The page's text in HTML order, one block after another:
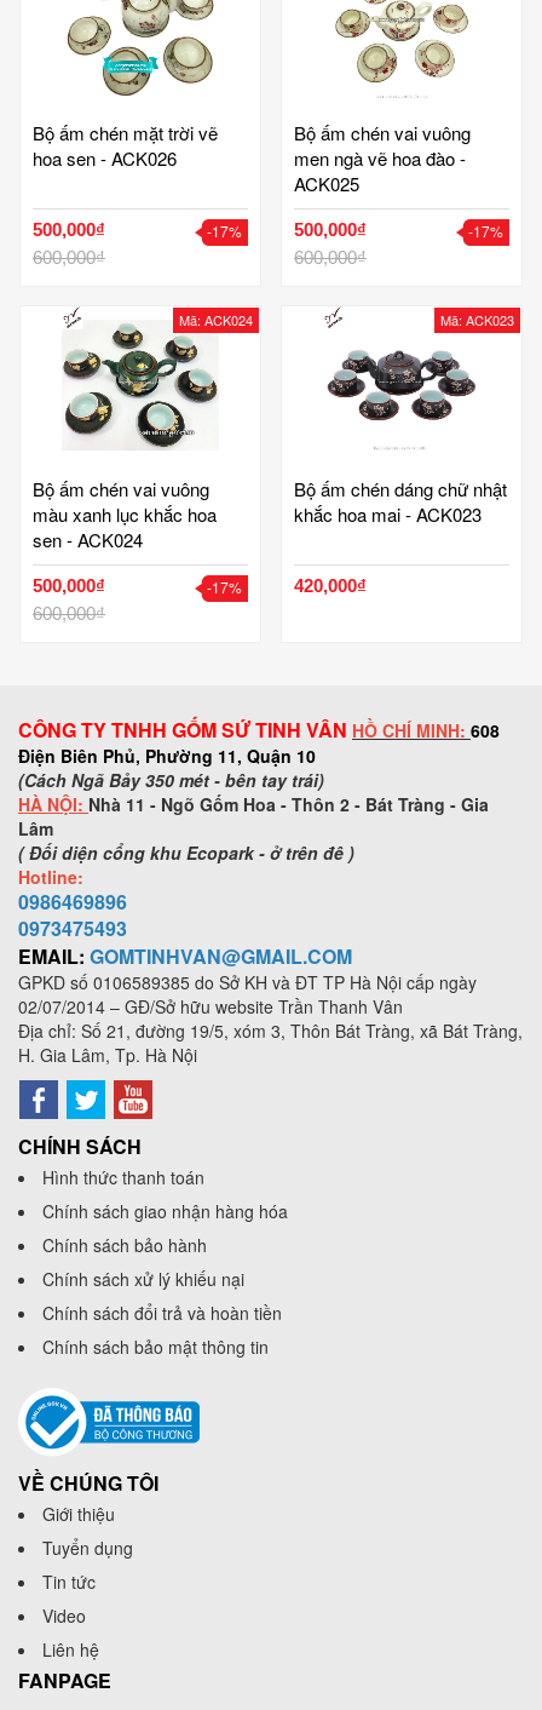
Bộ ấm chén mặt trời vẽ
hoa sen - ACK026
500,000₫
600,000₫
-17%
Bộ ấm chén vai vuông
men ngà vẽ hoa đào -
ACK025
500,000₫
600,000₫
-17%
Mã: ACK024
Bộ ấm chén vai vuông
màu xanh lục khắc hoa
sen - ACK024
500,000₫
600,000₫
-17%
Mã: ACK023
Bộ ấm chén dáng chữ nhật
khắc hoa mai - ACK023
420,000₫
CÔNG TY TNHH GỐM SỨ TINH VÂN HỒ CHÍ MINH: 608
Điện Biên Phủ, Phường 11, Quận 10
(Cách Ngã Bảy 350 mét - bên tay trái)
HÀ NỘI: Nhà 11 - Ngõ Gốm Hoa - Thôn 2 - Bát Tràng - Gia
Lâm
( Đối diện cổng khu Ecopark - ở trên đê )
Hotline:
0986469896
0973475493
EMAIL: GOMTINHVAN@GMAIL.COM
GPKD số 0106589385 do Sở KH và ĐT TP Hà Nội cấp ngày
02/07/2014 – GĐ/Sở hữu website Trần Thanh Vân
Địa chỉ: Số 21, đường 19/5, xóm 3, Thôn Bát Tràng, xã Bát Tràng,
H. Gia Lâm, Tp. Hà Nội
CHÍNH SÁCH
Hình thức thanh toán
Chính sách giao nhận hàng hóa
Chính sách bảo hành
Chính sách xử lý khiếu nại
Chính sách đổi trả và hoàn tiền
Chính sách bảo mật thông tin
VỀ CHÚNG TÔI
Giới thiệu
Tuyển dụng
Tin tức
Video
Liên hệ
FANPAGE